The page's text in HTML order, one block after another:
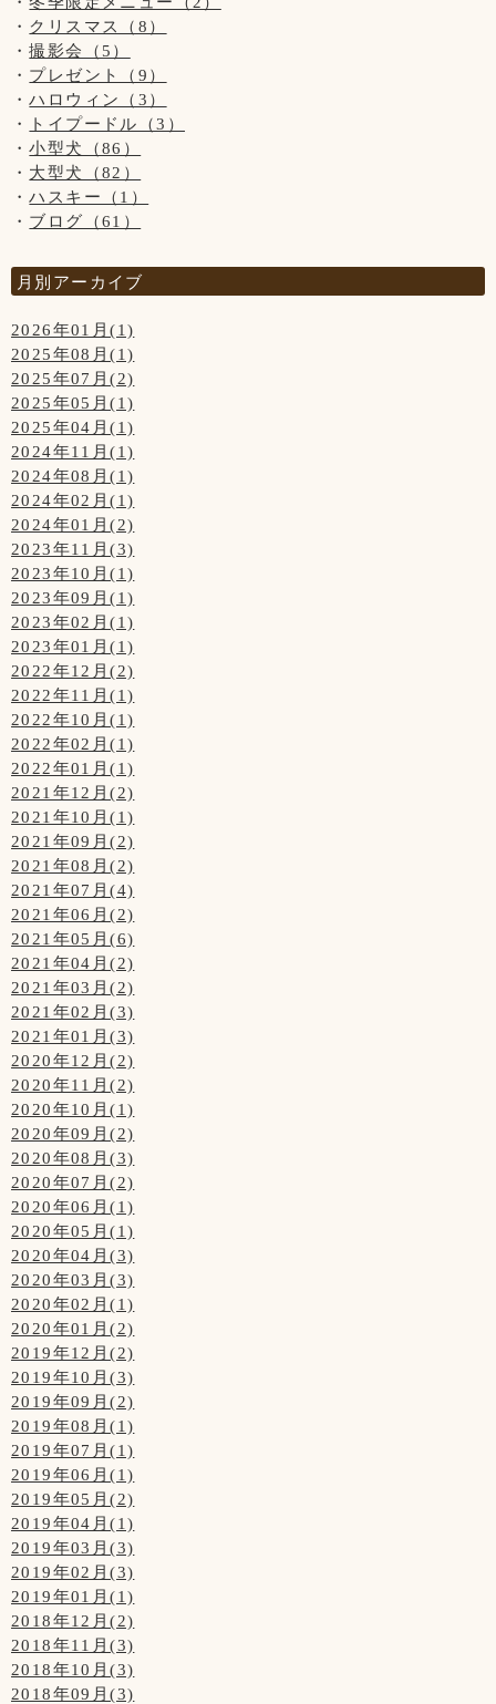
クリスマス（8）
撮影会（5）
プレゼント（9）
ハロウィン（3）
トイプードル（3）
小型犬（86）
大型犬（82）
ハスキー（1）
ブログ（61）
月別アーカイブ
2026年01月(1)
2025年08月(1)
2025年07月(2)
2025年05月(1)
2025年04月(1)
2024年11月(1)
2024年08月(1)
2024年02月(1)
2024年01月(2)
2023年11月(3)
2023年10月(1)
2023年09月(1)
2023年02月(1)
2023年01月(1)
2022年12月(2)
2022年11月(1)
2022年10月(1)
2022年02月(1)
2022年01月(1)
2021年12月(2)
2021年10月(1)
2021年09月(2)
2021年08月(2)
2021年07月(4)
2021年06月(2)
2021年05月(6)
2021年04月(2)
2021年03月(2)
2021年02月(3)
2021年01月(3)
2020年12月(2)
2020年11月(2)
2020年10月(1)
2020年09月(2)
2020年08月(3)
2020年07月(2)
2020年06月(1)
2020年05月(1)
2020年04月(3)
2020年03月(3)
2020年02月(1)
2020年01月(2)
2019年12月(2)
2019年10月(3)
2019年09月(2)
2019年08月(1)
2019年07月(1)
2019年06月(1)
2019年05月(2)
2019年04月(1)
2019年03月(3)
2019年02月(3)
2019年01月(1)
2018年12月(2)
2018年11月(3)
2018年10月(3)
2018年09月(3)